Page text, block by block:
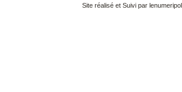
Site réalisé et Suivi par